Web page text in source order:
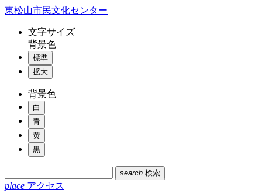
コ
東松山市民文化センター
文字サイズ
背景色
標準
拡大
背景色
白
青
黄
黒
search 検索
place アクセス